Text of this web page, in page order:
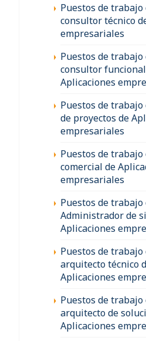
Puestos de trabajo
consultor técnico
empresariales
Puestos de trabajo
consultor
Aplicaciones
Puestos de trabajo
de proyectos de
empresariales
Puestos de
comercial de
empresariales
Puestos de trabajo
Administrador de
Aplicaciones
Puestos de trabajo
arquitecto técnico
Aplicaciones
Puestos de trabajo
arquitecto de
Aplicaciones